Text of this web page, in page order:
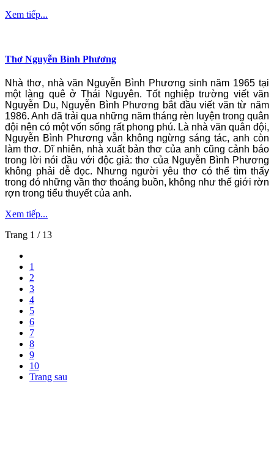
Xem tiếp...
Thơ Nguyễn Bình Phương
Nhà thơ, nhà văn Nguyễn Bình Phương sinh năm 1965 tại
một làng quê ở Thái Nguyên. Tốt nghiệp trường viết văn
Nguyễn Du, Nguyễn Bình Phương bắt đầu viết văn từ năm
1986. Anh đã trải qua những năm tháng rèn luyện trong quân
đội nên có một vốn sống rất phong phú. Là nhà văn quân đội,
Nguyễn Bình Phương vẫn không ngừng sáng tác, anh còn
làm thơ. Dĩ nhiên, nhà xuất bản thơ của anh cũng cảnh báo
trong lời nói đầu với độc giả: thơ của Nguyễn Bình Phương
không phải dễ đọc. Nhưng người yêu thơ có thể tìm thấy
trong đó những vần thơ thoáng buồn, không như thế giới rờn
rợn trong tiểu thuyết của anh.
Xem tiếp...
Trang 1 / 13
1
2
3
4
5
6
7
8
9
10
Trang sau